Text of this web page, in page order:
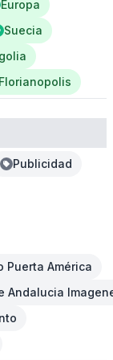
Europa
Suecia
Florianopolis
Publicidad
Puerta América
Andalucia